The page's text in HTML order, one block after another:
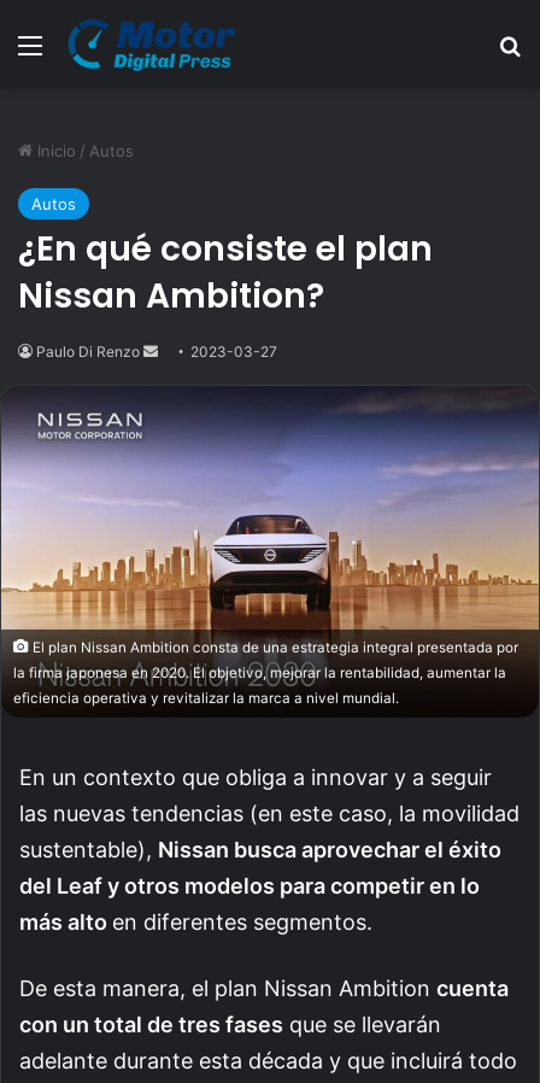
Menú
Inicio / Autos
Autos
¿En qué consiste el plan
Nissan Ambition?
Paulo Di Renzo
Send2023-03-27
El plan Nissan Ambition consta de una estrategia integral presentada por
la firma japonesa en 2020. El objetivo, mejorar la rentabilidad, aumentar la
eficiencia operativa y revitalizar la marca a nivel mundial.
En un contexto que obliga a innovar y a seguir
las nuevas tendencias (en este caso, la movilidad
sustentable), Nissan busca aprovechar el éxito
del Leaf y otros modelos para competir en lo
más alto en diferentes segmentos.
De esta manera, el plan Nissan Ambition cuenta
con un total de tres fases que se llevarán
adelante durante esta década y que incluirá todo